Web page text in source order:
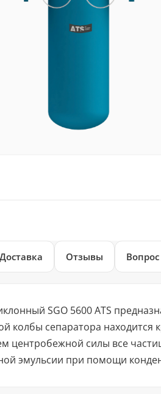
Доставка Отзывы
SGO 5600 ATS
колбы сепаратора
центробежной силы все
эмульсии при помощи